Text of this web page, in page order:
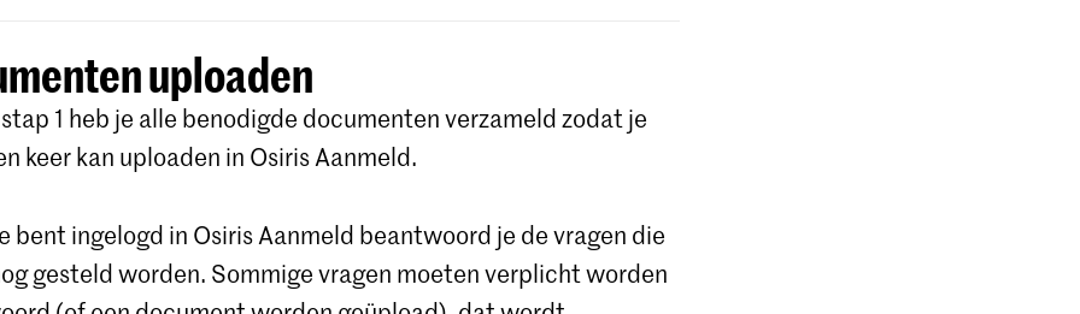
uploaden
1 heb je alle benodigde documenten verzameld zodat je
keer kan uploaden in Osiris Aanmeld.
bent ingelogd in Osiris Aanmeld beantwoord je de vragen die
gesteld worden. Sommige vragen moeten verplicht worden